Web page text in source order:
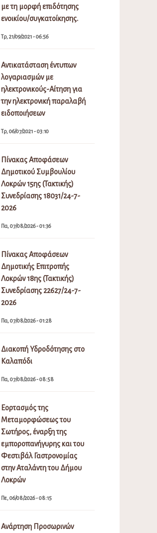
με τη μορφή επιδότησης
ενοικίου/συγκατοίκησης.
Τρ, 21/09/2021 - 06:56
Αντικατάσταση έντυπων
λογαριασμών με
ηλεκτρονικούς-Αίτηση για
την ηλεκτρονική παραλαβή
ειδοποιήσεων
Τρ, 06/07/2021 - 03:10
Πίνακας Αποφάσεων
Δημοτικού Συμβουλίου
Λοκρών 15ης (Τακτικής)
Συνεδρίασης 18031/24-7-
2026
Πα, 07/08/2026 - 01:36
Πίνακας Αποφάσεων
Δημοτικής Επιτροπής
Λοκρών 18ης (Τακτικής)
Συνεδρίασης 22627/24-7-
2026
Πα, 07/08/2026 - 01:28
Διακοπή Υδροδότησης στο
Καλαπόδι
Πα, 07/08/2026 - 08:58
Εορτασμός της
Μεταμορφώσεως του
Σωτήρος, έναρξη της
εμποροπανήγυρης και του
Φεστιβάλ Γαστρονομίας
στην Αταλάντη του Δήμου
Λοκρών
Πε, 06/08/2026 - 08:15
Ανάρτηση Προσωρινών